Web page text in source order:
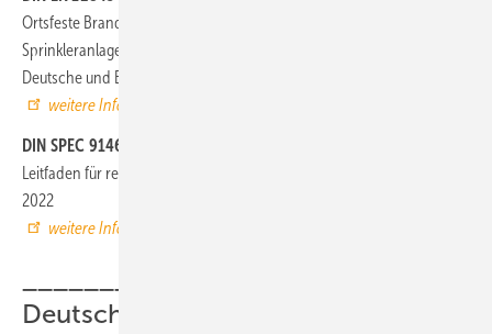
Ortsfeste Brandbekämpfungsanlagen – Automatische
Sprinkleranlagen – Teil 3: Leitfaden für Erdbebensicherungen;
Deutsche und Englische Fassung prEN 12845-3:2022, Juli 2022
weitere Infos auf www.beuth.de
DIN SPEC 91468 (Entwurf)
Leitfaden für ressourceneffiziente Stadtquartiere [Verfahren: PAS], Juli
2022
weitere Infos auf www.beuth.de
Deutschland